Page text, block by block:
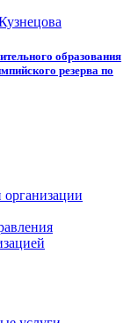
образования
резерва по
организации